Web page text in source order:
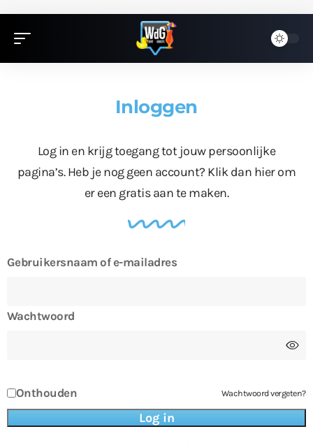
Inloggen
Log in en krijg toegang tot jouw persoonlijke
pagina’s. Heb je nog geen account? Klik dan hierom
er een gratis aan te maken.
Gebruikersnaam of e-mailadres
Wachtwoord
Onthouden Wachtwoord vergeten?